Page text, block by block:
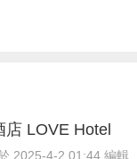
店 LOVE Hotel
2025-4-2 01:44 編輯 ...